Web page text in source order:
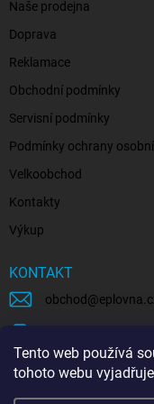
Tento web používá
tohoto webu
Naše prodejna
Doprava
Reklamace
Obchodní podmínky
Servisní podmínky
Podmínky ochrany
Velkoobchod
Kontakty
Výkup
KONTAKT
obchod @
eplovna.cz